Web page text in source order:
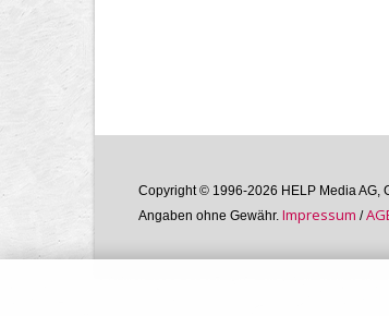
Copyright © 1996-2026 HELP Media AG,
Angaben ohne Gewähr. Im­pres­sum /